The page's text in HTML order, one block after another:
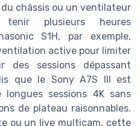
châssis ou un ventilateur
plusieurs heures
S1H, par exemple,
active pour limiter
des sessions dépassant
que le Sony A7S III est
sessions 4K sans
de plateau raisonnables.
ou un live multicam, cette